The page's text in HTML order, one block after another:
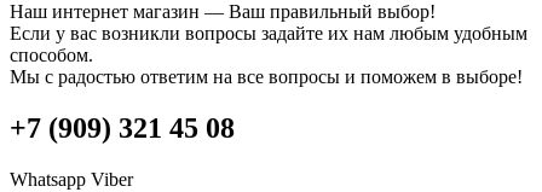
Наш интернет магазин — Ваш правильный выбор!
Если у вас возникли вопросы задайте их нам любым удобным
способом.
Мы с радостью ответим на все вопросы и поможем в выборе!
+7 (909) 321 45 08
Whatsapp Viber